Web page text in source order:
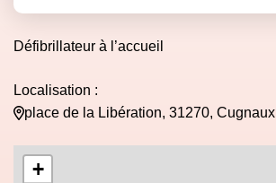
Défibrillateur à l’accueil
Localisation :
place de la Libération, 31270, Cugnaux
+